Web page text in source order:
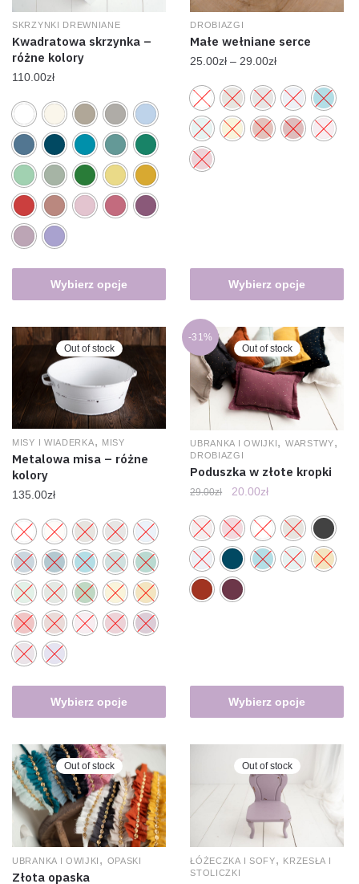
SKRZYNKI DREWNIANE
Kwadratowa skrzynka –
różne kolory
110.00zł
Wybierz opcje
DROBIAZGI
Małe wełniane serce
25.00zł –29.00zł
Wybierz opcje
Out of stock
MISY I WIADERKA, MISY
Metalowa misa – różne
kolory
135.00zł
Wybierz opcje
Out of stock
-31%
UBRANKA I OWIJKI, WARSTWY,
DROBIAZGI
Poduszka w złote kropki
29.00zł 20.00zł
Wybierz opcje
Out of stock
UBRANKA I OWIJKI , OPASKI
Złota opaska
Out of stock
ŁÓŻECZKA I SOFY, KRZESŁA I
STOLICZKI